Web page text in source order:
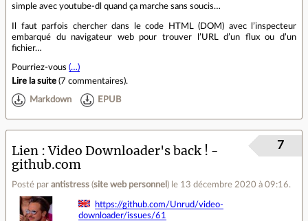
simple avec youtube-dl quand ça marche sans soucis…
Il faut parfois chercher dans le code HTML (DOM) avec l’inspecteur
embarqué du navigateur web pour trouver l’URL d’un flux ou d’un
fichier…
Pourriez-vous (…)
Lire la suite (7 commentaires).
Markdown EPUB
Lien
Video Downloader's back ! -
github.com
Posté par antistress (site web personnel ) le 13 décembre 2020 à 09:16.
7
https://github.com/Unrud/video-
downloader/issues/61